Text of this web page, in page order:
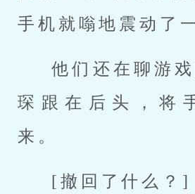
手机就嗡地震动了
他们还在聊游
琛跟在后头，将
来。
[撤回了什么？]